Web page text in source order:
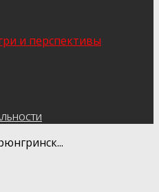
и перспективы